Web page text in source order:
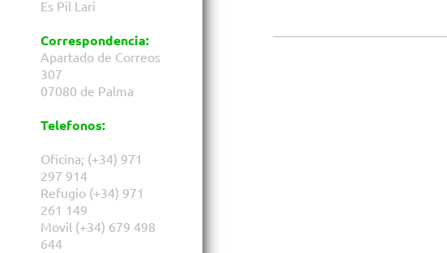
Es Pil Lari
Correspondencia:
Apartado de Correos
307
07080 de Palma
Telefonos:
Oficina; (+34) 971
297 914
Refugio (+34) 971
261 149
Movil (+34) 679 498
644